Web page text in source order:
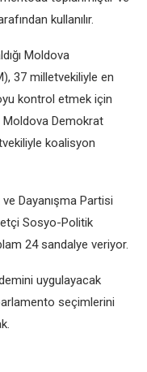
kullanılır.
Moldova
37 milletvekiliyle en
kontrol etmek için
Demokrat
koalisyon
Dayanışma Partisi
Sosyo-Politik
24 sandalye veriyor.
uygulayacak
seçimlerini